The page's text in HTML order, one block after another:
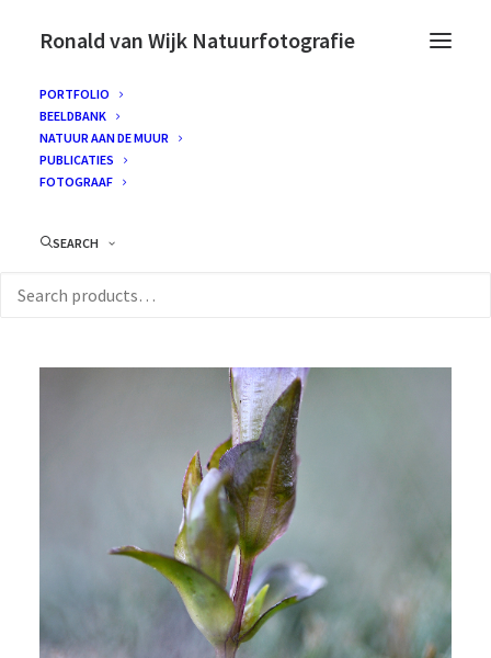
Ronald van Wijk Natuurfotografie
PORTFOLIO
BEELDBANK
NATUUR AAN DE MUUR
PUBLICATIES
FOTOGRAAF
SEARCH